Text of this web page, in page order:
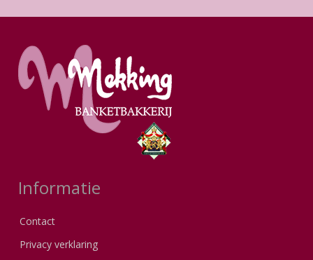
Informatie
Contact
Privacy verklaring